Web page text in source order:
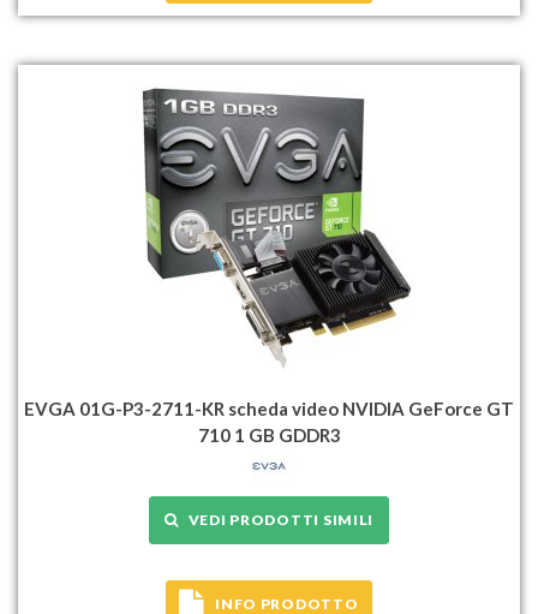
EVGA 01G-P3-2711-KR scheda video NVIDIA GeForce GT
710 1 GB GDDR3
VEDI PRODOTTI SIMILI
INFO PRODOTTO